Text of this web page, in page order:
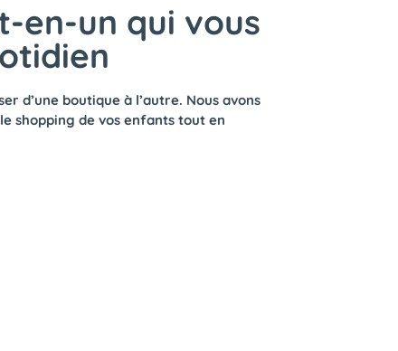
en-un qui vous
d’une boutique à l’autre. Nous avons
shopping de vos enfants tout en